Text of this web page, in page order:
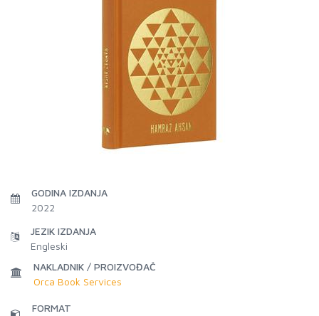
GODINA IZDANJA
2022
JEZIK IZDANJA
Engleski
NAKLADNIK / PROIZVOĐAČ
Orca Book Services
FORMAT